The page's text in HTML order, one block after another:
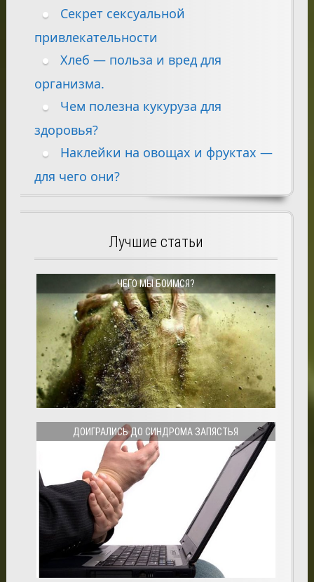
Секрет сексуальной
привлекательности
Хлеб — польза и вред для
организма.
Чем полезна кукуруза для
здоровья?
Наклейки на овощах и фруктах —
для чего они?
Лучшие статьи
ЧЕГО МЫ БОИМСЯ?
ДОИГРАЛИСЬ ДО СИНДРОМА ЗАПЯСТЬЯ